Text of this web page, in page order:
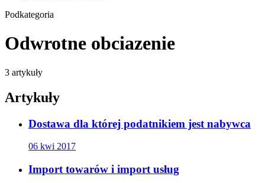
Podkategoria
Odwrotne obciazenie
3 artykuły
Artykuły
Dostawa dla której podatnikiem jest nabywca
06 kwi 2017
Import towarów i import usług